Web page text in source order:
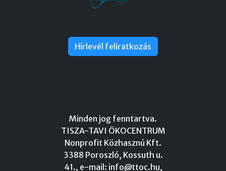
Hírlevél feliratkozás
Minden jog fenntartva.
TISZA-TAVI ÖKOCENTRUM
Nonprofit Közhasznú Kft.
3388 Poroszló, Kossuth u.
41., e-mail: info@ttoc.hu,